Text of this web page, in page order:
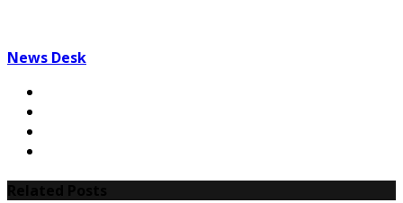
News Desk